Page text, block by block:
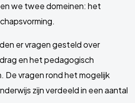
we twee domeinen: het
er vragen gesteld over
en het pedagogisch
De vragen rond het mogelijk
zijn verdeeld in een aantal